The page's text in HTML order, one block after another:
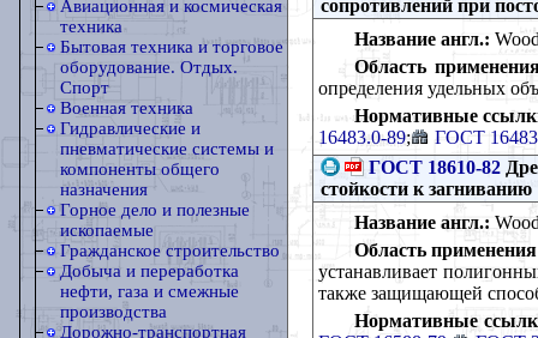
Авиационная и космическая
техника
Бытовая техника и торговое
оборудование. Отдых.
Спорт
Военная техника
Гидравлические и
пневматические системы и
компоненты общего
назначения
Горное дело и полезные
ископаемые
Гражданское строительство
Добыча и переработка
нефти, газа и смежные
производства
Дорожно-транспортная
сопротивлений при
Название англ.:
Область
определения удельных
Нормативные
16483.0-89;
ГОСТ
ГОСТ 18610-82
стойкости к загниванию
Название англ.:
Область
устанавливает
также защищающей
Нормативные